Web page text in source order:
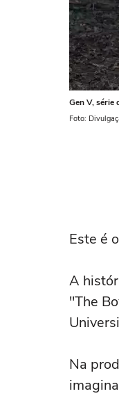
Gen V, série
Foto:
Este é
A
"The
Na